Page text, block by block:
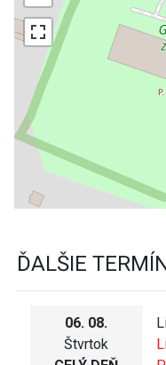
ĎALŠIE
06. 08.
Štvrtok